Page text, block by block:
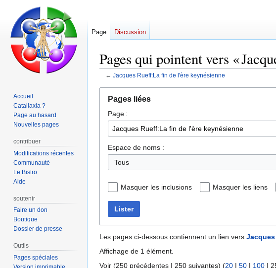
Pages qui pointent vers «
← Jacques Rueff:La fin de l'ère keynésienne
navigation
recherche
Pages liées
Page :
Espace de noms :
Tous
Masquer les inclusions Masquer les liens
Lister
Les pages ci-dessous contiennent un lien vers
Affichage de 1 élément.
Voir (250 précédentes | 250 suivantes) (20 | 50 | 100 |
Page Discussion
Accueil
Catallaxia ?
Page au hasard
Nouvelles pages
contribuer
Modifications récentes
Communauté
Le Bistro
Aide
soutenir
Faire un don
Boutique
Dossier de presse
Outils
Pages spéciales